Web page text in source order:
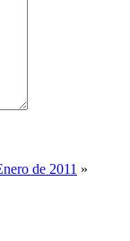
de 2011 »